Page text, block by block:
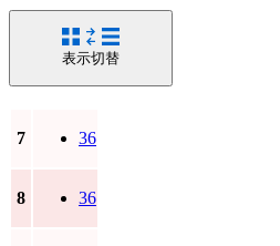
表示切替
7 36
8 36